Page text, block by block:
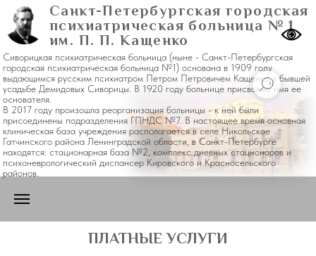
Сиворицкая психиатрическая больница (ныне - Санкт-Петербургская
городская психиатрическая больница №1) основана в 1909 году
выдающимся русским психиатром Петром Петровичем Кащенко в бывшей
усадьбе Демидовых Сиворицы. В 1920 году больнице присвоено имя ее
основателя.
В 2017 году произошла реорганизация больницы - к ней были
присоединены подразделения ГПНДС №7. В настоящее время основная
клиническая база учреждения располагается в селе Никольское
Гатчинского района Ленинградской области, в Санкт-Петербурге
находятся: стационарная база №2, комплекс дневных стационаров и
психоневрологический диспансер Кировского и Красносельского
районов.
Санкт-Петербургская городская
психиатрическая больница № 1
им. П. П. Кащенко
ПЛАТНЫЕ УСЛУГИ